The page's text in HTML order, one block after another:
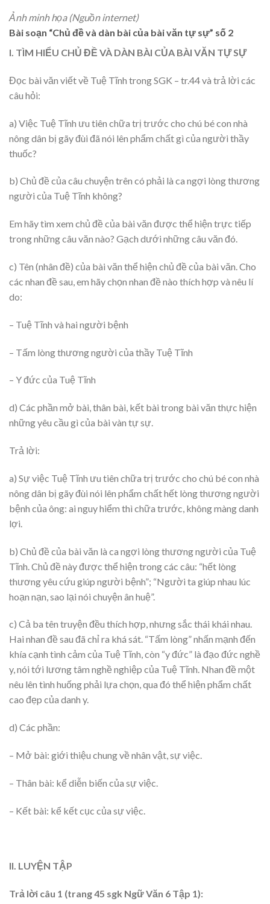
Ảnh minh họa (Nguồn internet)
Bài soạn “Chủ đề và dàn bài của bài văn tự sự” số 2
I. TÌM HIỂU CHỦ ĐỀ VÀ DÀN BÀI CỦA BÀI VĂN TỰ SỰ
Đọc bài văn viết về Tuệ Tĩnh trong SGK – tr.44 và trả lời các
câu hỏi:
a) Việc Tuệ Tĩnh ưu tiên chữa trị trước cho chú bé con nhà
nông dân bị gãy đùi đã nói lên phẩm chất gì của người thầy
thuốc?
b) Chủ đề của câu chuyện trên có phải là ca ngợi lòng thương
người của Tuệ Tĩnh không?
Em hãy tìm xem chủ đề của bài văn được thể hiện trực tiếp
trong những câu văn nào? Gạch dưới những câu văn đó.
c) Tên (nhân đề) của bài văn thể hiện chủ đề của bài văn. Cho
các nhan đề sau, em hãy chọn nhan đề nào thích hợp và nêu lí
do:
– Tuệ Tĩnh và hai người bệnh
– Tấm lòng thương người của thầy Tuệ Tĩnh
– Y đức của Tuệ Tĩnh
d) Các phần mở bài, thân bài, kết bài trong bài văn thực hiện
những yêu cầu gì của bài vàn tự sự.
Trả lời:
a) Sự việc Tuệ Tĩnh ưu tiên chữa trị trước cho chú bé con nhà
nông dân bị gãy đùi nói lên phẩm chất hết lòng thương người
bệnh của ông: ai nguy hiểm thì chữa trước, không màng danh
lợi.
b) Chủ đề của bài văn là ca ngợi lòng thương người của Tuệ
Tĩnh. Chủ đề này được thể hiện trong các câu: “hết lòng
thương yêu cứu giúp người bệnh”; “Người ta giúp nhau lúc
hoạn nạn, sao lại nói chuyện ân huệ”.
c) Cả ba tên truyện đều thích hợp, nhưng sắc thái khái nhau.
Hai nhan đề sau đã chỉ ra khá sát. “Tấm lòng” nhấn mạnh đến
khía cạnh tình cảm của Tuệ Tĩnh, còn “y đức” là đạo đức nghề
y, nói tới lương tâm nghề nghiệp của Tuệ Tĩnh. Nhan đề một
nêu lên tình huống phải lựa chọn, qua đó thể hiện phẩm chất
cao đẹp của danh y.
d) Các phần:
– Mở bài: giới thiệu chung về nhân vật, sự việc.
– Thân bài: kể diễn biến của sự việc.
– Kết bài: kể kết cục của sự việc.
II. LUYỆN TẬP
Trả lời câu 1 (trang 45 sgk Ngữ Văn 6 Tập 1):